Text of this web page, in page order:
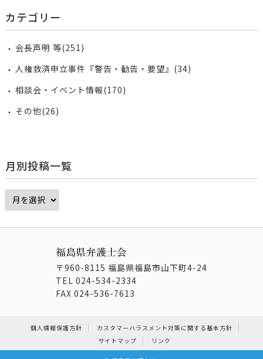
カテゴリー
会長声明 等(251)
人権救済申立事件『警告・勧告・要望』(34)
相談会・イベント情報(170)
その他(26)
月別投稿一覧
〒960-8115 福島県福島市山下町4-24
TEL 024-534-2334
FAX 024-536-7613
個人情報保護方針
カスタマーハラスメント対策に関する基本方針
サイトマップ
リンク